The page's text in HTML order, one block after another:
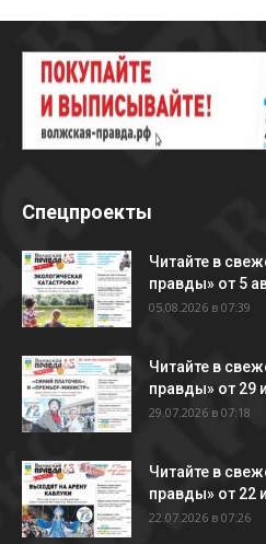
Спецпроекты
Читайте в
правды» от 5
05.08.2026 в 07:39
Читайте в
правды» от 29
29.07.2026 в 07:18
Читайте в
правды» от 22
22.07.2026 в 07:26